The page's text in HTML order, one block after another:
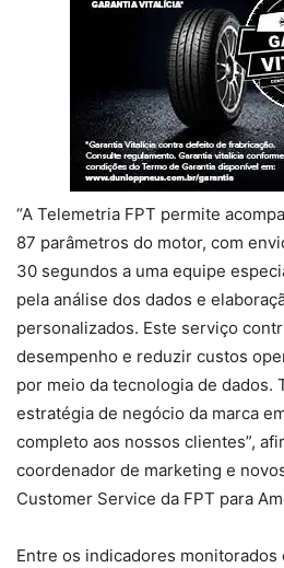
“A Telemetria FPT permite
87 parâmetros do motor, com
30 segundos a uma equipe
pela análise dos dados e
personalizados. Este serviço
desempenho e reduzir custos
por meio da tecnologia de dados.
estratégia de negócio da marca
completo aos nossos clientes”,
coordenador de marketing e
Customer Service da FPT para
Entre os indicadores monitorados